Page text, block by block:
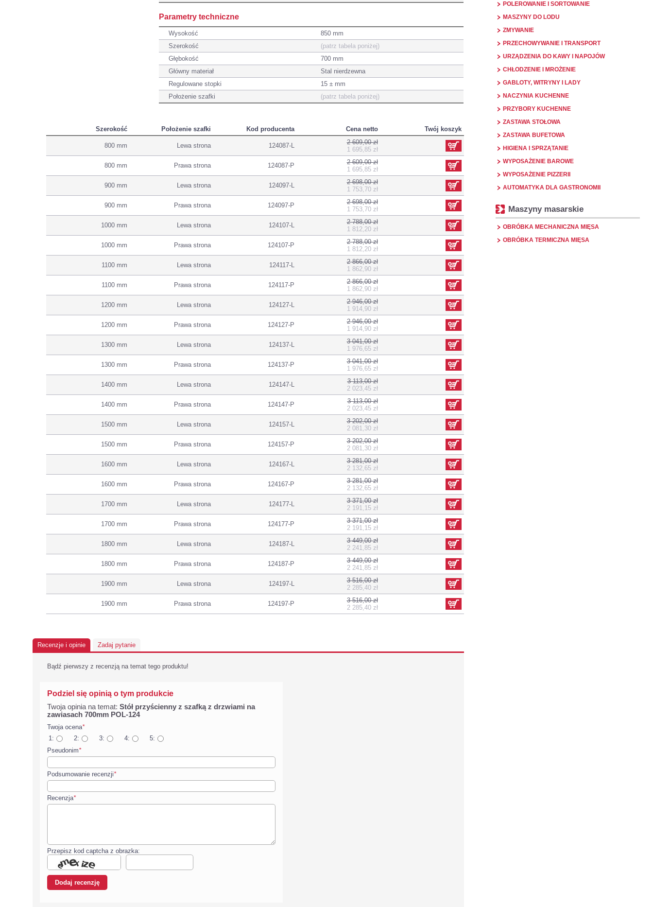
Parametry techniczne
Wysokość
850 mm
Szerokość
(patrz tabela poniżej)
Głębokość
700 mm
Główny materiał
Stal nierdzewna
Regulowane stopki
15 ± mm
Położenie szafki
(patrz tabela poniżej)
Szerokość Położenie szafki Kod producenta Cena netto Twój koszyk
800 mm Lewa strona 124087-L
2 609,00 zł
1 695,85 zł
800 mm Prawa strona 124087-P
2 609,00 zł
1 695,85 zł
900 mm Lewa strona 124097-L
2 698,00 zł
1 753,70 zł
900 mm Prawa strona 124097-P
2 698,00 zł
1 753,70 zł
1000 mm Lewa strona 124107-L
2 788,00 zł
1 812,20 zł
1000 mm Prawa strona 124107-P
2 788,00 zł
1 812,20 zł
1100 mm Lewa strona 124117-L
2 866,00 zł
1 862,90 zł
1100 mm Prawa strona 124117-P
2 866,00 zł
1 862,90 zł
1200 mm Lewa strona 124127-L
2 946,00 zł
1 914,90 zł
1200 mm Prawa strona 124127-P
2 946,00 zł
1 914,90 zł
1300 mm Lewa strona 124137-L
3 041,00 zł
1 976,65 zł
1300 mm Prawa strona 124137-P
3 041,00 zł
1 976,65 zł
1400 mm Lewa strona 124147-L
3 113,00 zł
2 023,45 zł
1400 mm Prawa strona 124147-P
3 113,00 zł
2 023,45 zł
1500 mm Lewa strona 124157-L
3 202,00 zł
2 081,30 zł
1500 mm Prawa strona 124157-P
3 202,00 zł
2 081,30 zł
1600 mm Lewa strona 124167-L
3 281,00 zł
2 132,65 zł
1600 mm Prawa strona 124167-P
3 281,00 zł
2 132,65 zł
1700 mm Lewa strona 124177-L
3 371,00 zł
2 191,15 zł
1700 mm Prawa strona 124177-P
3 371,00 zł
2 191,15 zł
1800 mm Lewa strona 124187-L
3 449,00 zł
2 241,85 zł
1800 mm Prawa strona 124187-P
3 449,00 zł
2 241,85 zł
1900 mm Lewa strona 124197-L
3 516,00 zł
2 285,40 zł
1900 mm Prawa strona 124197-P
3 516,00 zł
2 285,40 zł
Recenzje i opinie Zadaj pytanie
Bądź pierwszy z recenzją na temat tego produktu!
Podziel się opinią o tym produkcie
Twoja opinia na temat: Stół przyścienny z szafką z drzwiami na
zawiasach 700mm POL-124
Twoja ocena*
1:
2: 3: 4:
5:
Pseudonim*
Podsumowanie recenzji*
Recenzja*
Przepisz kod captcha z obrazka:
POLEROWANIE I SORTOWANIE
MASZYNY DO LODU
ZMYWANIE
PRZECHOWYWANIE I TRANSPORT
URZĄDZENIA DO KAWY I NAPOJÓW
CHŁODZENIE I MROŻENIE
GABLOTY, WITRYNY I LADY
NACZYNIA KUCHENNE
PRZYBORY KUCHENNE
ZASTAWA STOŁOWA
ZASTAWA BUFETOWA
HIGIENA I SPRZĄTANIE
WYPOSAŻENIE BAROWE
WYPOSAŻENIE PIZZERII
AUTOMATYKA DLA GASTRONOMII
Maszyny masarskie
OBRÓBKA MECHANICZNA MIĘSA
OBRÓBKA TERMICZNA MIĘSA